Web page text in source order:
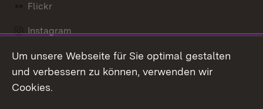
Flickr
Instagram
Social Wall
Um unsere Webseite für Sie optimal gestalten
und verbessern zu können, verwenden wir
Cookies.